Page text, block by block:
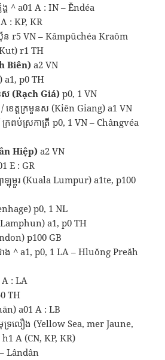
គ ^ a01 A : IN – Ĕndéa
: KP, KR
r5 VN – Kâmpŭchéa Kraôm
r1 TH
Biên) a2 VN
a1, p0 TH
ស (Rạch Giá)p0, 1 VN
េត្តក្រមួនស (Kiên Giang) a1 VN
រពប់ស្រកាត្រី p0, 1 VN – Chângvéa
Hiệp) a2 VN
E : GR
ម្ពួរ (Kuala Lumpur) a1te, p100
p0, 1 NL
a1, p0 TH
p100 GB
ង ^ a1, p0, 1 LA – Hluŏng Preăh
A : LA
TH
a01 A : LB
រលឿង (Yellow Sea, mer Jaune,
A (CN, KP, KR)
Lândân